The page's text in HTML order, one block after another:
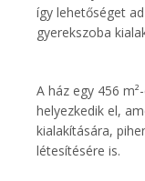
így lehetőséget
gyerekszoba
A ház egy 456
helyezkedik el,
kialakítására,
létesítésére is.